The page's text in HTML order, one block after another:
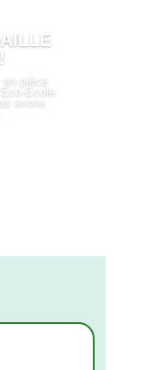
en pièce
Ecole
avons